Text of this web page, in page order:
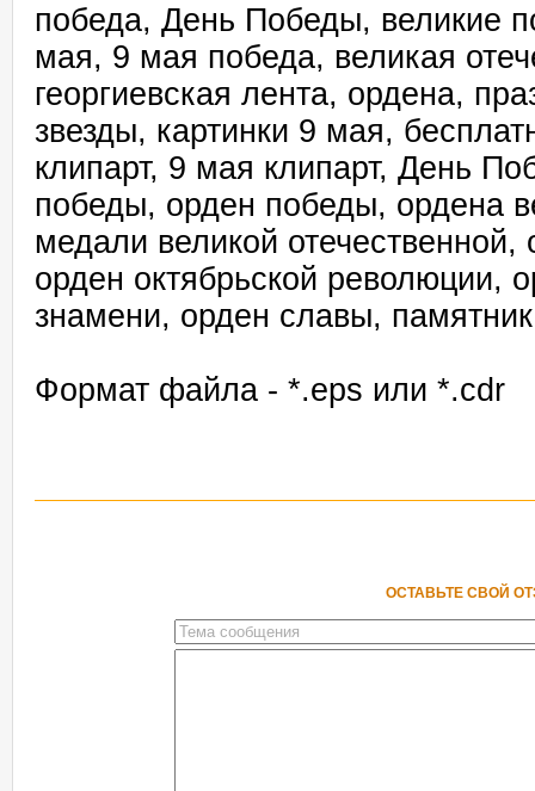
победа, День Победы, великие
мая, 9 мая победа, великая
георгиевская лента, ордена,
звезды, картинки 9 мая,
клипарт, 9 мая клипарт, День
победы, орден победы, ордена
медали великой отечественной,
орден октябрьской революции,
знамени, орден славы,
Формат файла - *.eps или *.cdr
ОСТАВЬТЕ СВОЙ